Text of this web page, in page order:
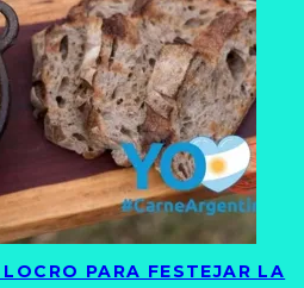
PARA FESTEJAR LA